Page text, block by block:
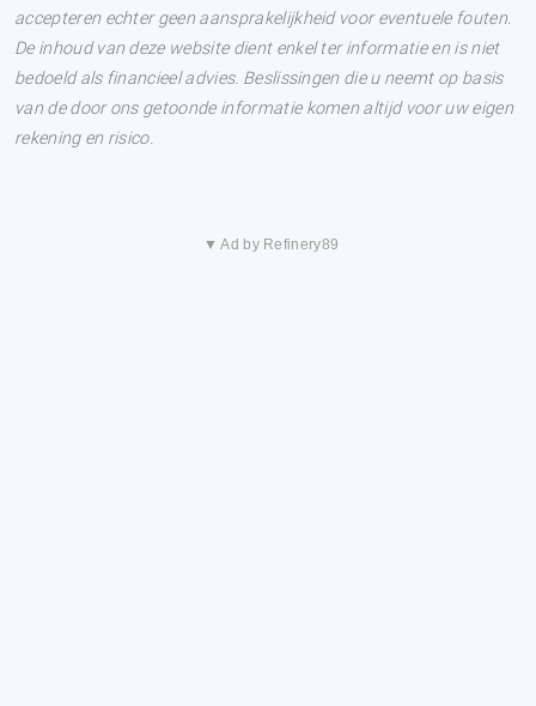
accepteren echter geen aansprakelijkheid voor eventuele fouten.
De inhoud van deze website dient enkel ter informatie en is niet
bedoeld als financieel advies. Beslissingen die u neemt op basis
van de door ons getoonde informatie komen altijd voor uw eigen
rekening en risico.
▼ Ad by Refinery89